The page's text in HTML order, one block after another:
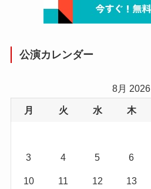
公演カレンダー
8月 2026
月 火 水 木
3 4 5 6
10 11 12 13